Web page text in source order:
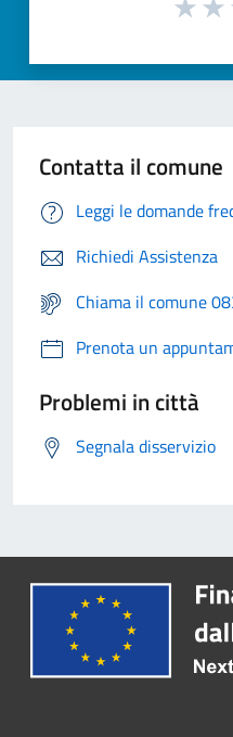
Contatta il comune
Leggi le domande
Richiedi Assistenza
Chiama il comune
Prenota un
Problemi in città
Segnala disservizio